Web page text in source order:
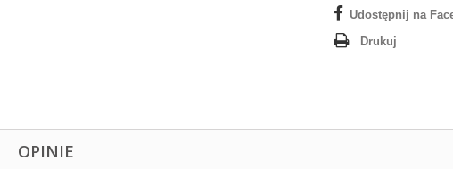
Udostępnij na
Drukuj
OPINIE